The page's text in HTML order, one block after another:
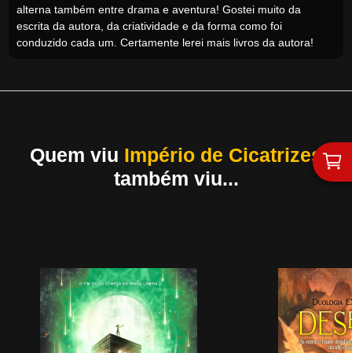
alterna também entre drama e aventura! Gostei muito da
escrita da autora, da criatividade e da forma como foi
conduzido cada um. Certamente lerei mais livros da autora!
Quem viu Império de Cicatrizes
também viu...